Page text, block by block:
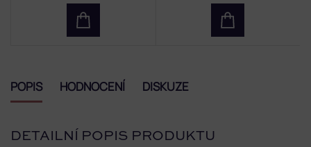
POPIS HODNOCENÍ DISKUZE
DETAILNÍ POPIS PRODUKTU